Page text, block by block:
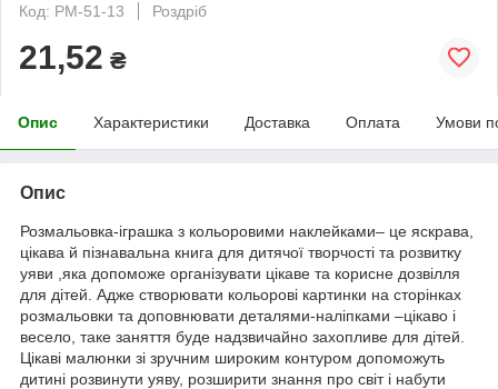
Код: РМ-51-13
Роздріб
21,52 ₴
Опис Характеристики Доставка Оплата Умови
Опис
Розмальовка-іграшка з кольоровими наклейками– це яскрава,
цікава й пізнавальна книга для дитячої творчості та розвитку
уяви ,яка допоможе організувати цікаве та корисне дозвілля
для дітей. Адже створювати кольорові картинки на сторінках
розмальовки та доповнювати деталями-наліпками –цікаво і
весело, таке заняття буде надзвичайно захопливе для дітей.
Цікаві малюнки зі зручним широким контуром допоможуть
дитині розвинути уяву, розширити знання про світ і набути